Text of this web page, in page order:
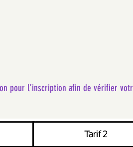
pour l’inscription afin de vérifier